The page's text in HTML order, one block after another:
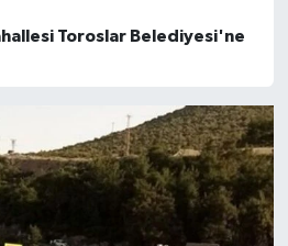
Toroslar Belediyesi'ne